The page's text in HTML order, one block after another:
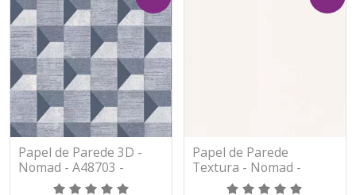
Papel de Parede 3D -
Nomad - A48703 -
Vinílico
Papel de Parede
Textura - Nomad -
A48901 - Vinílico